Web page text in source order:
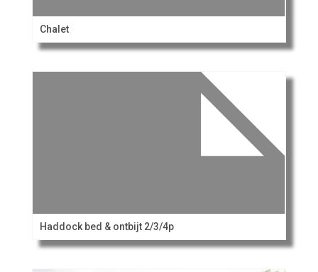
Chalet
Haddock bed & ontbijt 2/3/4p